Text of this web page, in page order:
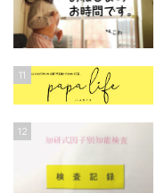
11
12